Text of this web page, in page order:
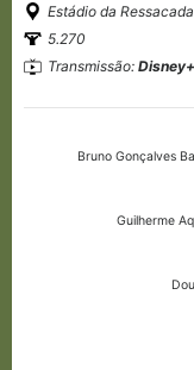
Estádio da
5.270
Transmissão: Disney+
Bruno Gonçalves
Guilherme